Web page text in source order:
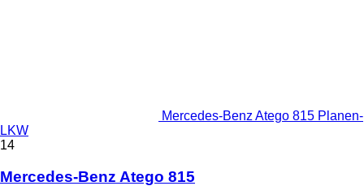
Mercedes-Benz Atego 815 Planen-
LKW
14
Mercedes-Benz Atego 815